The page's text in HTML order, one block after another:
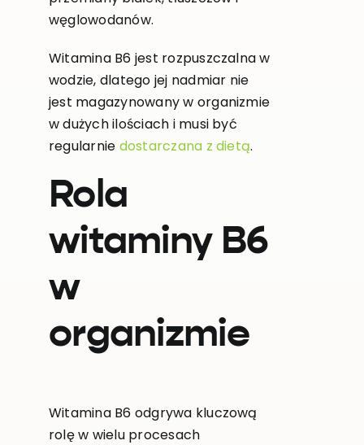
węglowodanów.
Witamina B6 jest rozpuszczalna w
wodzie, dlatego jej nadmiar nie
jest magazynowany w organizmie
w dużych ilościach i musi być
regularnie dostarczana z dietą.
Rola
witaminy B6
w
organizmie
Witamina B6 odgrywa kluczową
rolę w wielu procesach